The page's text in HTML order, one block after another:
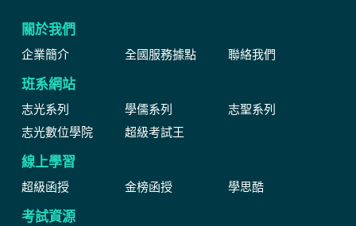
關於我們
企業簡介 全國服務據點 聯絡我們
班系網站
志光系列 學儒系列
志聖系列
志光數位學院
超級考試王
線上學習
超級函授 金榜函授 學思酷
考試資源